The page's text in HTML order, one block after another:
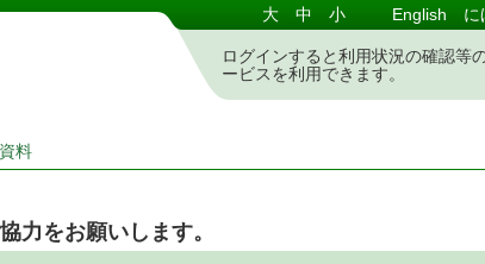
大 中 小 English に
ログインすると利用状況の確認等
ービスを利用できます。
料
力をお願いします。